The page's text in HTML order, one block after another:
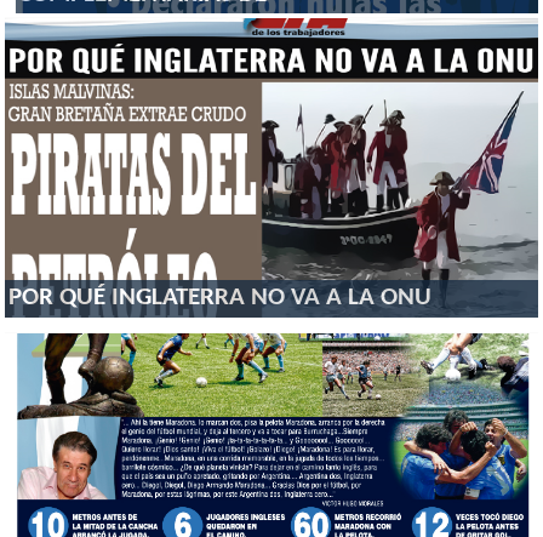
POR QUÉ INGLATERRA NO VA A LA ONU